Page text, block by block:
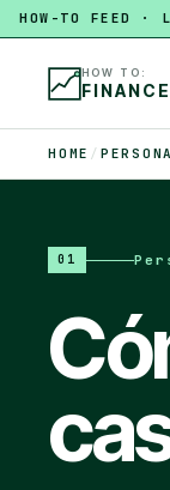
HOW-TO FEED ·
HOW TO build
HOW TO:
HOME /
01